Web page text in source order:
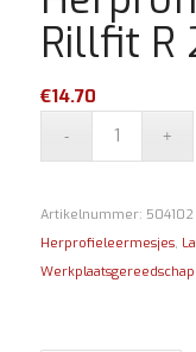
Rillfit R
€14.70
Artikelnummer: 504102
Herprofieleermesjes,
Werkplaatsgereedschap